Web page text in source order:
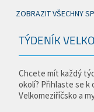
ZOBRAZIT VŠECHNY
TÝDENÍK
Chcete mít každý
okolí? Přihlaste se
Velkomeziříčsko a